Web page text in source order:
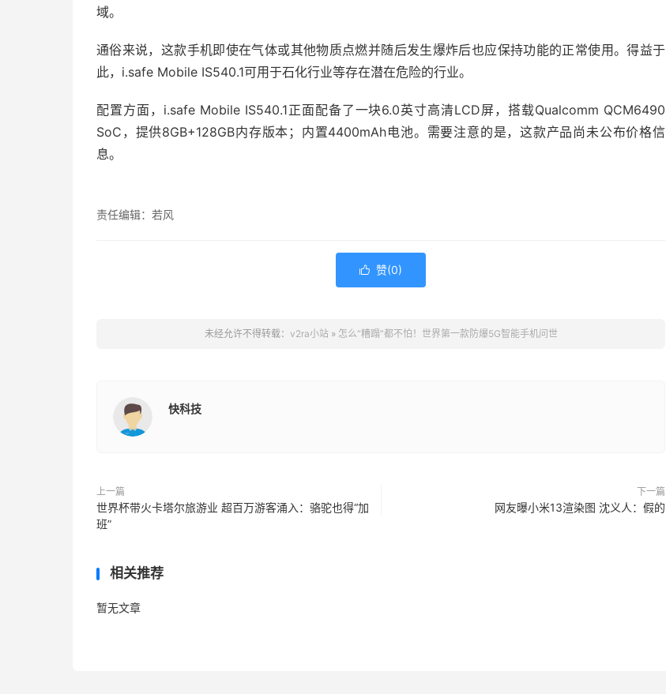
域。
通俗来说，这款手机即使在气体或其他物质点燃并随后发生爆炸后也应保持功能的正常使用。得益于
此，i.safe Mobile IS540.1可用于石化行业等存在潜在危险的行业。
配置方面，i.safe Mobile IS540.1正面配备了一块6.0英寸高清LCD屏，搭载Qualcomm QCM6490
SoC，提供8GB+128GB内存版本；内置4400mAh电池。需要注意的是，这款产品尚未公布价格信
息。
责任编辑：若风
 赞(0)
未经允许不得转载： v2ra小站» 怎么“糟蹋”都不怕！世界第一款防爆5G智能手机问世
快科技
上一篇
世界杯带火卡塔尔旅游业 超百万游客涌入：骆驼也得“加
班”
下一篇
网友曝小米13渲染图 沈义人：假的
相关推荐
暂无文章